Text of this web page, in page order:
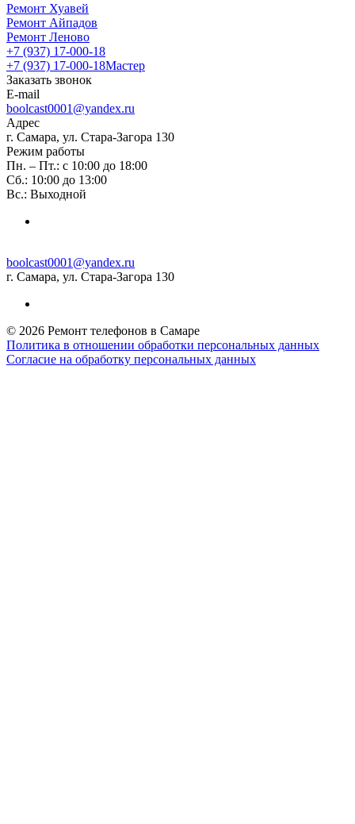
Ремонт Хуавей
Ремонт Айпадов
Ремонт Леново
+7 (937) 17-000-18
+7 (937) 17-000-18Мастер
Заказать звонок
E-mail
boolcast0001@yandex.ru
Адрес
г. Самара, ул. Стара-Загора 130
Режим работы
Пн. – Пт.: с 10:00 до 18:00
Сб.: 10:00 до 13:00
Вс.: Выходной
boolcast0001@yandex.ru
г. Самара, ул. Стара-Загора 130
© 2026 Ремонт телефонов в Самаре
Политика в отношении обработки персональных данных
Согласие на обработку персональных данных